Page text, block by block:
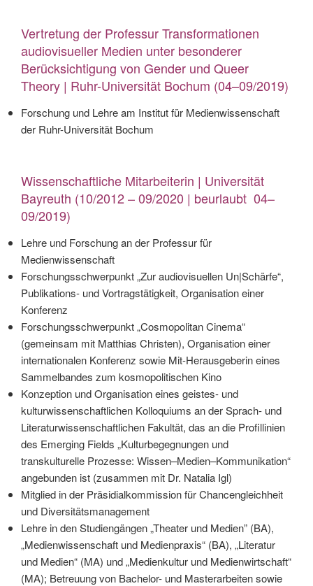
Vertretung der Professur Transformationen
audiovisueller Medien unter besonderer
Berücksichtigung von Gender und Queer
Theory | Ruhr-Universität Bochum (04–09/2019)
Forschung und Lehre am Institut für Medienwissenschaft
der Ruhr-Universität Bochum
Wissenschaftliche Mitarbeiterin | Universität
Bayreuth (10/2012 – 09/2020 | beurlaubt 04–
09/2019)
Lehre und Forschung an der Professur für
Medienwissenschaft
Forschungsschwerpunkt „Zur audiovisuellen Un|Schärfe“,
Publikations- und Vortragstätigkeit, Organisation einer
Konferenz
Forschungsschwerpunkt „Cosmopolitan Cinema“
(gemeinsam mit Matthias Christen), Organisation einer
internationalen Konfe­renz sowie Mit-Herausgeberin eines
Sammelbandes zum kosmopolitischen Kino
Konzeption und Organisation eines geistes- und
kulturwissenschaftlichen Kolloquiums an der Sprach- und
Literaturwissen­schaftlichen Fakultät, das an die Profillinien
des Emerging Fields „Kulturbegegnungen und
transkulturelle Prozesse: Wissen–Medien–Kommunikation“
angebunden ist (zusammen mit Dr. Natalia Igl)
Mitglied in der Präsidialkommission für Chancengleichheit
und Diversitätsmanagement
Lehre in den Studiengängen „Theater und Medien” (BA),
„Medienwissenschaft und Medienpraxis“ (BA), „Literatur
und Medien“ (MA) und „Medienkultur und Medienwirtschaft“
(MA); Betreuung von Bachelor- und Masterarbeiten sowie